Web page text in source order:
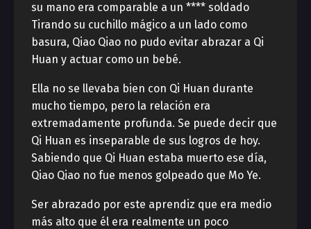
su mano era comparable a un **** soldado
Tirando su cuchillo mágico a un lado como
basura, Qiao Qiao no pudo evitar abrazar a Qi
Huan y actuar como un bebé.
Ella no se llevaba bien con Qi Huan durante
mucho tiempo, pero la relación era
extremadamente profunda. Se puede decir que
Qi Huan es inseparable de sus logros de hoy.
Sabiendo que Qi Huan estaba muerto ese día,
Qiao Qiao no fue menos golpeado que Mo Ye.
Ser abrazado por este aprendiz que era medio
más alto que él era realmente un poco